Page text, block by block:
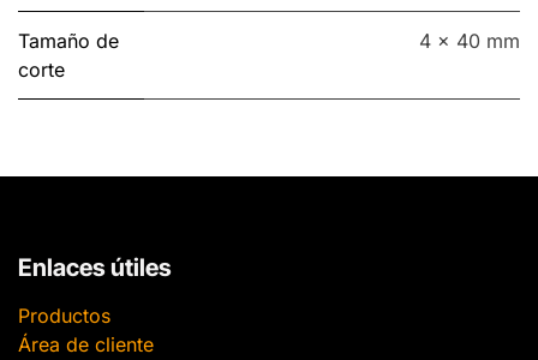
Tamaño de
corte
4 x 40 mm
Enlaces útiles
Productos
Área de cliente